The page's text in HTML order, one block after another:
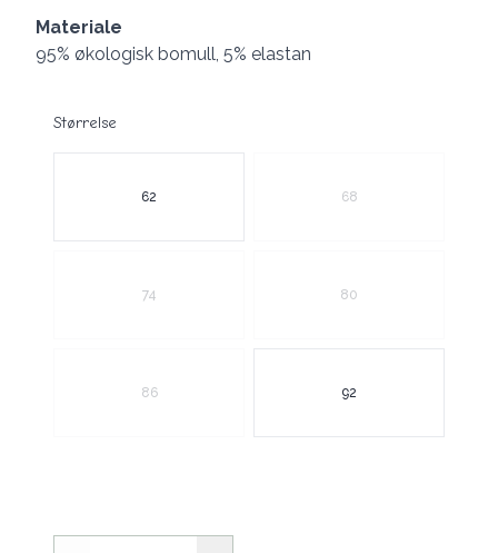
Materiale
95% økologisk bomull, 5% elastan
Størrelse
Velg en Størrelse
62 68
74 80
86 92